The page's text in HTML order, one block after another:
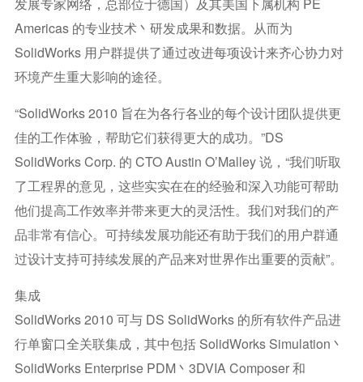
Americas 的专业技术丶研发成果和数据。从而为
SolidWorks 用户群提供了通过改进每项设计来齐心协力对
环境产生重大影响的途径。
“SolidWorks 2010 旨在为各行各业的每个设计团队提供更
佳的工作体验，帮助它们获得更大的成功。”DS
SolidWorks Corp. 的 CTO Austin O’Malley 说，“我们听取
了工程界的意见，这些实实在在的经验和深入功能可帮助
他们提高工作效率并带来更大的灵活性。我们对我们的产
品非常有信心。可持续发展功能还有助于我们的用户群通
过设计支持可持续发展的产品来对世界作出重要的贡献”。
集成
SolidWorks 2010 可与 DS SolidWorks 的所有软件产品进
行单窗口全关联集成，其中包括 SolidWorks Simulation丶
SolidWorks Enterprise PDM丶3DVIA Composer 和